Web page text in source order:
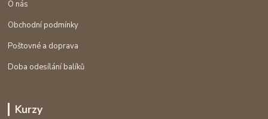
O nás
Obchodní podmínky
Poštovné a doprava
Doba odesílání balíků
Kurzy